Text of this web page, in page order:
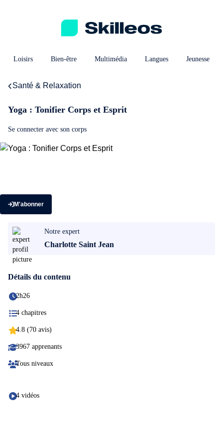
Loisirs Bien-être Multimédia Langues Jeunesse
Santé & Relaxation
Yoga : Tonifier Corps et Esprit
Se connecter avec son corps
M'abonner
Notre expert
Charlotte Saint Jean
Détails du contenu
2h26
4 chapitres
4.8 (70 avis)
3967 apprenants
Tous niveaux
4 vidéos